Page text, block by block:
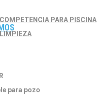
PARA PISCINA
para pozo